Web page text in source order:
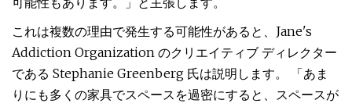
これは複数の理由で発生する可能性があると、Jane's
Addiction Organization のクリエイティブ ディレクター
である Stephanie Greenberg 氏は説明します。 「あま
りにも多くの家具でスペースを過密にすると、スペースが